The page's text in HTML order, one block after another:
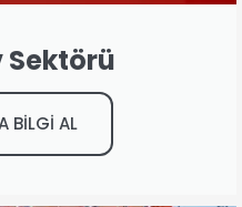
BİLGİ AL